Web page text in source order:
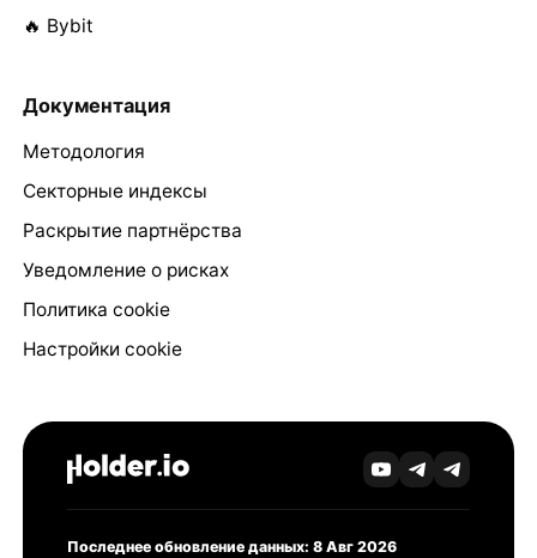
🔥 Bybit
Документация
Методология
Секторные индексы
Раскрытие партнёрства
Уведомление о рисках
Политика cookie
Настройки cookie
Последнее обновление данных: 8 Авг 2026